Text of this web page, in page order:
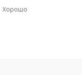
Хорошо